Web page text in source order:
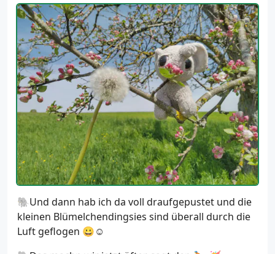
🐘Und dann hab ich da voll draufgepustet und die
kleinen Blümelchendingsies sind überall durch die
Luft geflogen 😀☺️